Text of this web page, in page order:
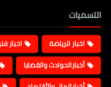
التسميات
اخبار الرياضة اخبار
أخبارالحوادث والقضايا